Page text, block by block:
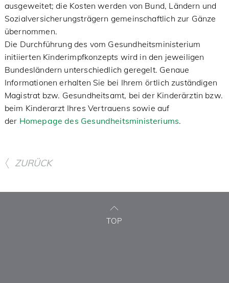
ausgeweitet; die Kosten werden von Bund, Ländern und
Sozialversicherungsträgern gemeinschaftlich zur Gänze
übernommen.
Die Durchführung des vom Gesundheitsministerium
initiierten Kinderimpfkonzepts wird in den jeweiligen
Bundesländern unterschiedlich geregelt. Genaue
Informationen erhalten Sie bei Ihrem örtlich zuständigen
Magistrat bzw. Gesundheitsamt, bei der Kinderärztin bzw.
beim Kinderarzt Ihres Vertrauens sowie auf
der Homepage des Gesundheitsministeriums.
ZURÜCK
TOP